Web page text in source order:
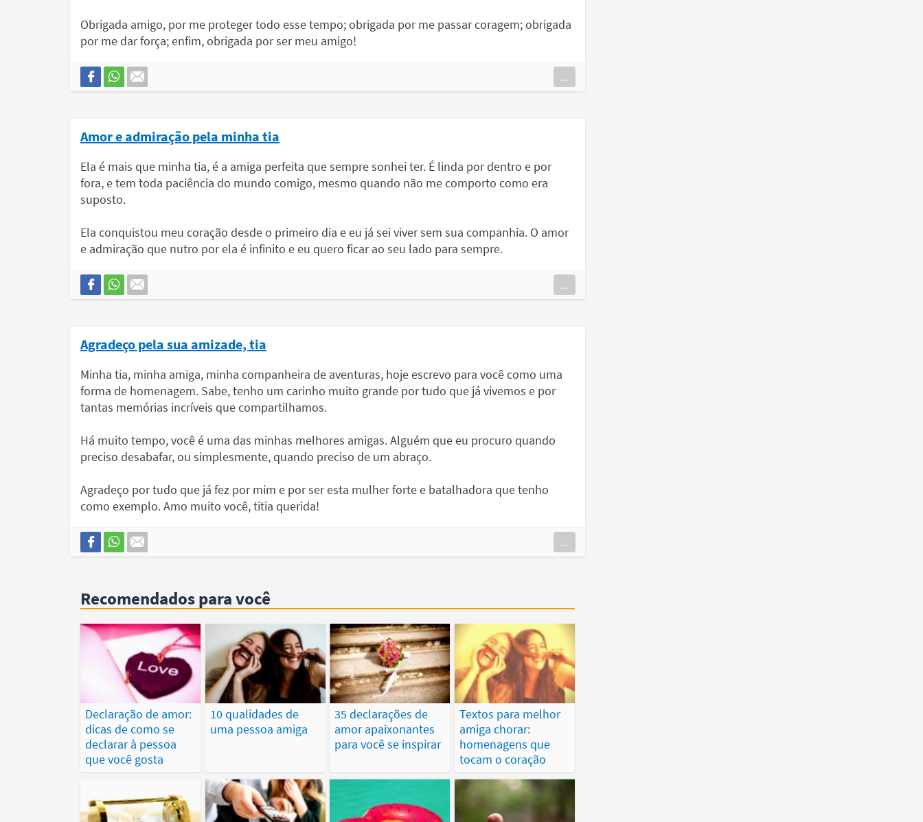
Obrigada amigo, por me proteger todo esse tempo; obrigada por me passar coragem; obrigada
por me dar força; enfim, obrigada por ser meu amigo!
...
Amor e admiração pela minha tia
Ela é mais que minha tia, é a amiga perfeita que sempre sonhei ter. É linda por dentro e por
fora, e tem toda paciência do mundo comigo, mesmo quando não me comporto como era
suposto.
Ela conquistou meu coração desde o primeiro dia e eu já sei viver sem sua companhia. O amor
e admiração que nutro por ela é infinito e eu quero ficar ao seu lado para sempre.
...
Agradeço pela sua amizade, tia
Minha tia, minha amiga, minha companheira de aventuras, hoje escrevo para você como uma
forma de homenagem. Sabe, tenho um carinho muito grande por tudo que já vivemos e por
tantas memórias incríveis que compartilhamos.
Há muito tempo, você é uma das minhas melhores amigas. Alguém que eu procuro quando
preciso desabafar, ou simplesmente, quando preciso de um abraço.
Agradeço por tudo que já fez por mim e por ser esta mulher forte e batalhadora que tenho
como exemplo. Amo muito você, titia querida!
...
Recomendados para você
Declaração de amor:
dicas de como se
declarar à pessoa
que você gosta
10 qualidades de
uma pessoa amiga
35 declarações de
amor apaixonantes
para você se inspirar
Textos para melhor
amiga chorar:
homenagens que
tocam o coração